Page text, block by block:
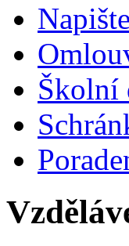
Školní